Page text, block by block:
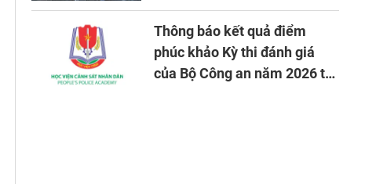
đảm bảo an ninh quốc gia
trong tình hình hiện nay
Thông báo kết quả điểm
phúc khảo Kỳ thi đánh giá
của Bộ Công an năm 2026 tại